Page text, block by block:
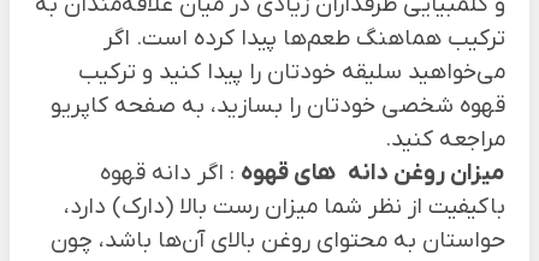
ترکیب هماهنگ طعم‌ها پیدا کرده است. اگر
می‌خواهید سلیقه خودتان را پیدا کنید و ترکیب
قهوه شخصی خودتان را بسازید، به صفحه کاپریو
مراجعه کنید.
میزان روغن دانه های قهوه : اگر دانه قهوه
باکیفیت از نظر شما میزان رست بالا (دارک) دارد،
حواستان به محتوای روغن بالای آن‌ها باشد، چون